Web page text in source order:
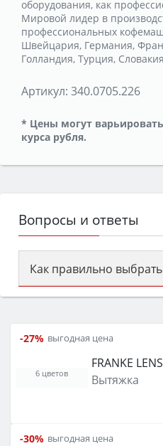
оборудования, как
Мировой лидер в
профессиональных
Швейцария, Германия,
Голландия, Турция,
Артикул: 340.0705.226
* Цены могут
курса рубля.
Вопросы и ответы
Как правильно
Сначала определитесь
затем смотрите на
класс
функции (конвекция,
защита от детей).
-27% выгодная цена
FRANKE
Вытяжка
6 цветов
-30% выгодная цена